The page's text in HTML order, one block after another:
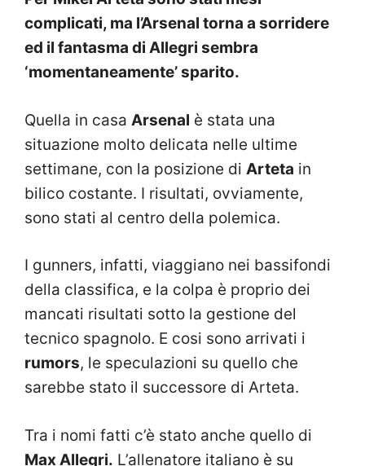
complicati, ma l’Arsenal torna a sorridere
ed il fantasma di Allegri sembra
‘momentaneamente’ sparito.
Quella in casa Arsenal è stata una
situazione molto delicata nelle ultime
settimane, con la posizione di Arteta in
bilico costante. I risultati, ovviamente,
sono stati al centro della polemica.
I gunners, infatti, viaggiano nei bassifondi
della classifica, e la colpa è proprio dei
mancati risultati sotto la gestione del
tecnico spagnolo. E cosi sono arrivati i
rumors, le speculazioni su quello che
sarebbe stato il successore di Arteta.
Tra i nomi fatti c’è stato anche quello di
Max Allegri. L’allenatore italiano è su